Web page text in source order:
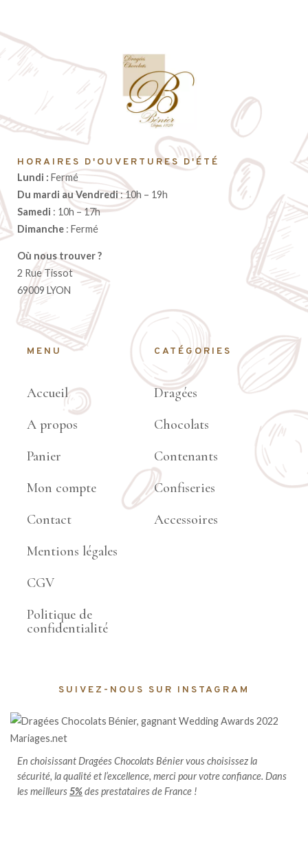
HORAIRES D'OUVERTURES D'ÉTÉ
Lundi : Fermé
Du mardi au Vendredi: 10h – 19h
Samedi : 10h – 17h
Dimanche : Fermé
Où nous trouver ?
2 Rue Tissot
69009 LYON
MENU
Accueil
A propos
Panier
Mon compte
Contact
Mentions légales
CGV
Politique de
confidentialité
CATÉGORIES
Dragées
Chocolats
Contenants
Confiseries
Accessoires
SUIVEZ-NOUS SUR INSTAGRAM
En choisissant Dragées Chocolats Bénier vous choisissez la
sécurité, la qualité et l’excellence, merci pour votre confiance. Dans
les meilleurs5%des prestataires de France !